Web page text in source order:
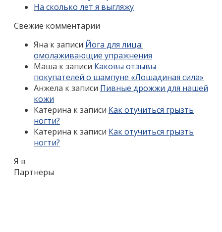
На сколько лет я выгляжу
Свежие комментарии
Яна к записи Йога для лица:
омолаживающие упражнения
Маша к записи Каковы отзывы
покупателей о шампуне «Лошадиная сила»
Анжела к записи Пивные дрожжи для нашей
кожи
Катерина к записи Как отучиться грызть
ногти?
Катерина к записи Как отучиться грызть
ногти?
Я в
Партнеры